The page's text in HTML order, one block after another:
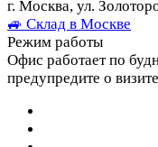
г. Москва, ул.
🚙 Склад в Москве
Режим работы
Офис работает по
предупредите о